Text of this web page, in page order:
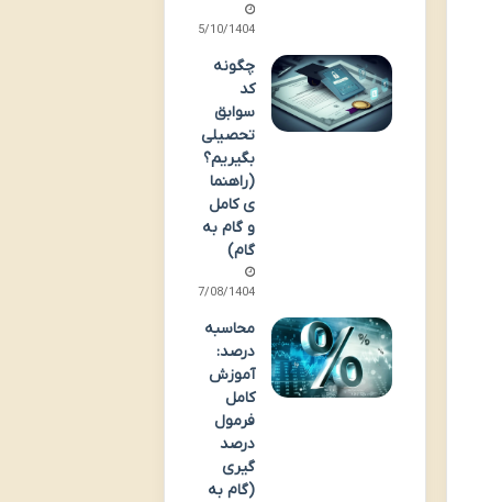
15/10/1404
چگونه
کد
سوابق
تحصیلی
بگیریم؟
(راهنما
ی کامل
و گام به
گام)
17/08/1404
محاسبه
درصد:
آموزش
کامل
فرمول
درصد
گیری
(گام به